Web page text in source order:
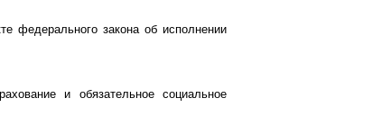
федерального закона об исполнении
и обязательное социальное